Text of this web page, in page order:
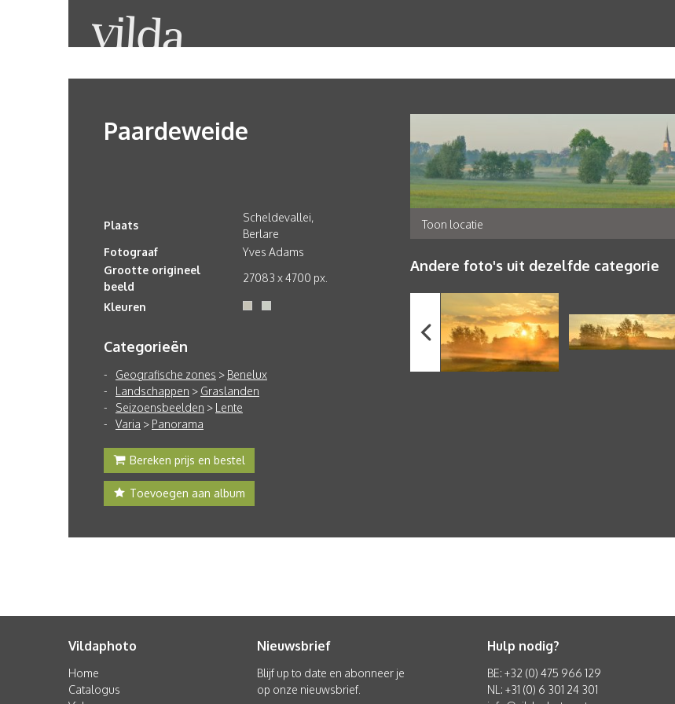
Paardeweide
Plaats
Scheldevallei,
Berlare
Fotograaf
Yves Adams
Grootte origineel
beeld
27083 x 4700 px.
Kleuren
Categorieën
Geografische zones > Benelux
Landschappen > Graslanden
Seizoensbeelden > Lente
Varia > Panorama
Bereken prijs en bestel
Toevoegen aan album
Toon locatie
Andere foto's uit dezelfde categorie
Vildaphoto
Home
Catalogus
Nieuwsbrief
Blijf up to date en abonneer je
op onze nieuwsbrief.
Hulp nodig?
BE: +32 (0) 475 966 129
NL: +31 (0) 6 301 24 301